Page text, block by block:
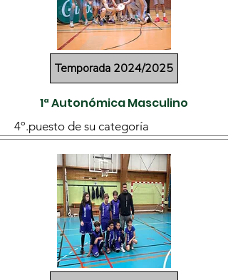
Temporada 2024/2025
1ª Autonómica Masculino
4º.puesto de su categoría